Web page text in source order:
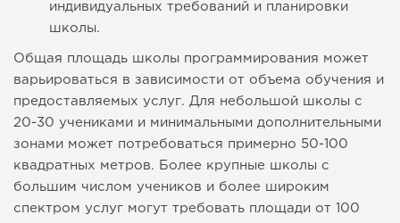
индивидуальных требований и планировки
школы.
Общая площадь школы программирования может
варьироваться в зависимости от объема обучения и
предоставляемых услуг. Для небольшой школы с
20-30 учениками и минимальными дополнительными
зонами может потребоваться примерно 50-100
квадратных метров. Более крупные школы с
большим числом учеников и более широким
спектром услуг могут требовать площади от 100